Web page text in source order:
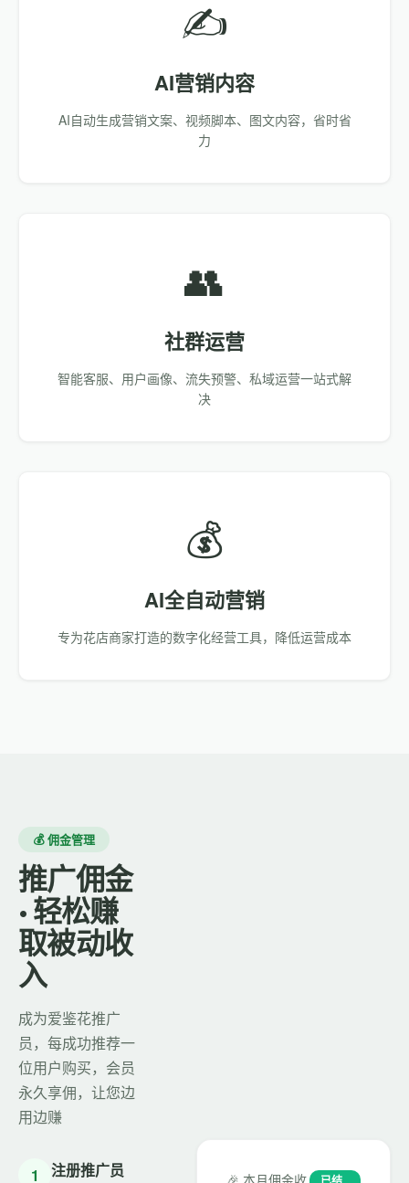
✍️
AI营销内容
AI自动生成营销文案、视频脚本、图文内容，省时省
力
👥
社群运营
智能客服、用户画像、流失预警、私域运营一站式解
决
💰
AI全自动营销
专为花店商家打造的数字化经营工具，降低运营成本
💰 佣金管理
推广佣金
· 轻松赚
取被动收
入
成为爱鉴花推广
员，每成功推荐一
位用户购买，会员
永久享佣，让您边
用边赚
1 注册推广员 🎉 本月佣金收